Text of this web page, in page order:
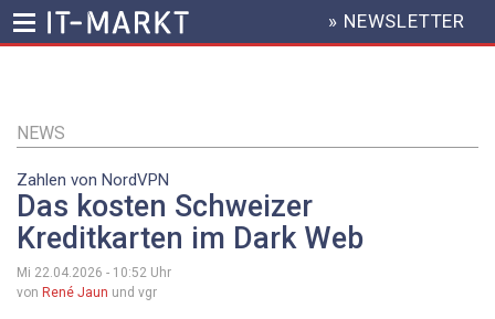
Inhalt
HEADER
MENU
» NEWSLETTER
NEWS
Zahlen von NordVPN
Das kosten Schweizer
Kreditkarten im Dark Web
Mi 22.04.2026 - 10:52 Uhr
von René Jaun und vgr